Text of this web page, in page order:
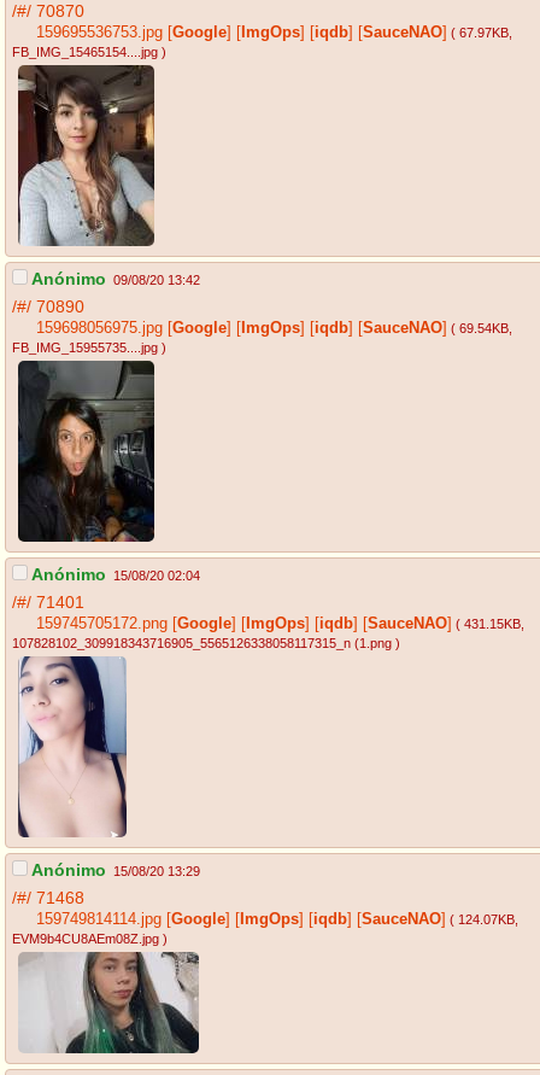
/#/ 70870
159695536753.jpg [Google] [ ImgOps] [iqdb] [SauceNAO] ( 67.97KB
FB_IMG_15465154....jpg )
Anónimo 09/08/20 13:42
/#/ 70890
159698056975.jpg [Google] [ ImgOps] [iqdb] [SauceNAO] ( 69.54KB
FB_IMG_15955735....jpg )
Anónimo 15/08/20 02:04
/#/ 71401
159745705172.png [Google] [ ImgOps] [iqdb] [SauceNAO] ( 431.15KB
107828102_309918343716905_5565126338058117315_n (1.png )
Anónimo 15/08/20 13:29
/#/ 71468
159749814114.jpg [Google] [ ImgOps] [iqdb] [SauceNAO] ( 124.07KB
EVM9b4CU8AEm08Z.jpg )